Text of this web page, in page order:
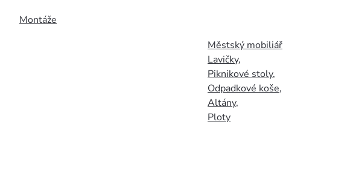
Montáže
Městský mobiliář
Lavičky,
Piknikové stoly,
Odpadkové koše,
Altány,
Ploty